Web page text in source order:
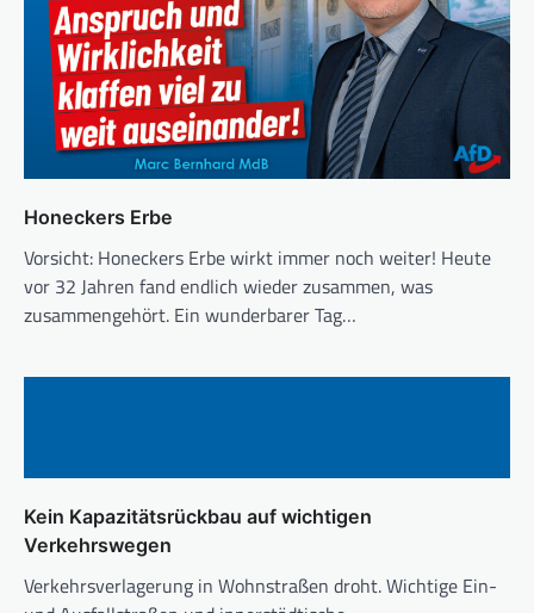
Honeckers Erbe
Vorsicht: Honeckers Erbe wirkt immer noch weiter! Heute
vor 32 Jahren fand endlich wieder zusammen, was
zusammengehört. Ein wunderbarer Tag…
Kein Kapazitätsrückbau auf wichtigen
Verkehrswegen
Verkehrsverlagerung in Wohnstraßen droht. Wichtige Ein-